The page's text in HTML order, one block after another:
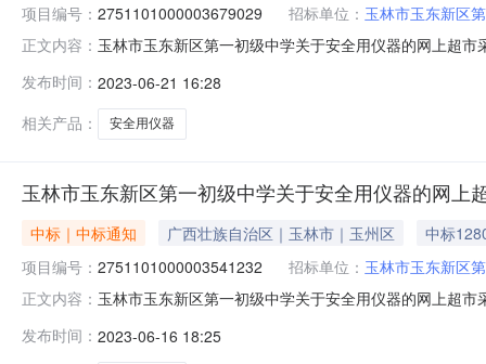
项目编号： 2751101000003679029 招标单位： 玉林市玉东新区
正文内容： 玉林市玉东新区第一初级中学关于安全用仪器的网上超
划编码:450940项目所在行政区划名称:玉东新区报价起
发布时间： 2023-06-21 16:28
相关产品：
安全用仪器
玉林市玉东新区第一初级中学关于安全用仪器的网上
中标｜中标通知 广西壮族自治区｜玉林市｜玉州区
中标
项目编号： 2751101000003541232 招标单位： 玉林市玉东新区
正文内容： 玉林市玉东新区第一初级中学关于安全用仪器的网上超
划编码:450940项目所在行政区划名称:玉东新区报价起
发布时间： 2023-06-16 18:25